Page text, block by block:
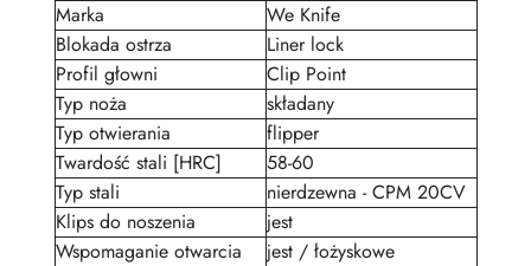
Marka
We Knife
Blokada ostrza
Liner lock
Profil głowni
Clip Point
Typ noża
składany
Typ otwierania
flipper
Twardość stali [HRC]
58-60
Typ stali
nierdzewna - CPM 20CV
Klips do noszenia
jest
Wspomaganie otwarcia
jest / łożyskowe